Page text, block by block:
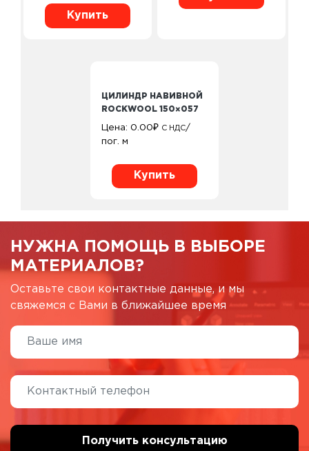
Купить
ЦИЛИНДР НАВИВНОЙ
ROCKWOOL 150×057
Цена: 0.00₽ С НДС/
пог. м
Купить
НУЖНА ПОМОЩЬ В ВЫБОРЕ
МАТЕРИАЛОВ?
Оставьте свои контактные данные, и мы
свяжемся с Вами в ближайшее время